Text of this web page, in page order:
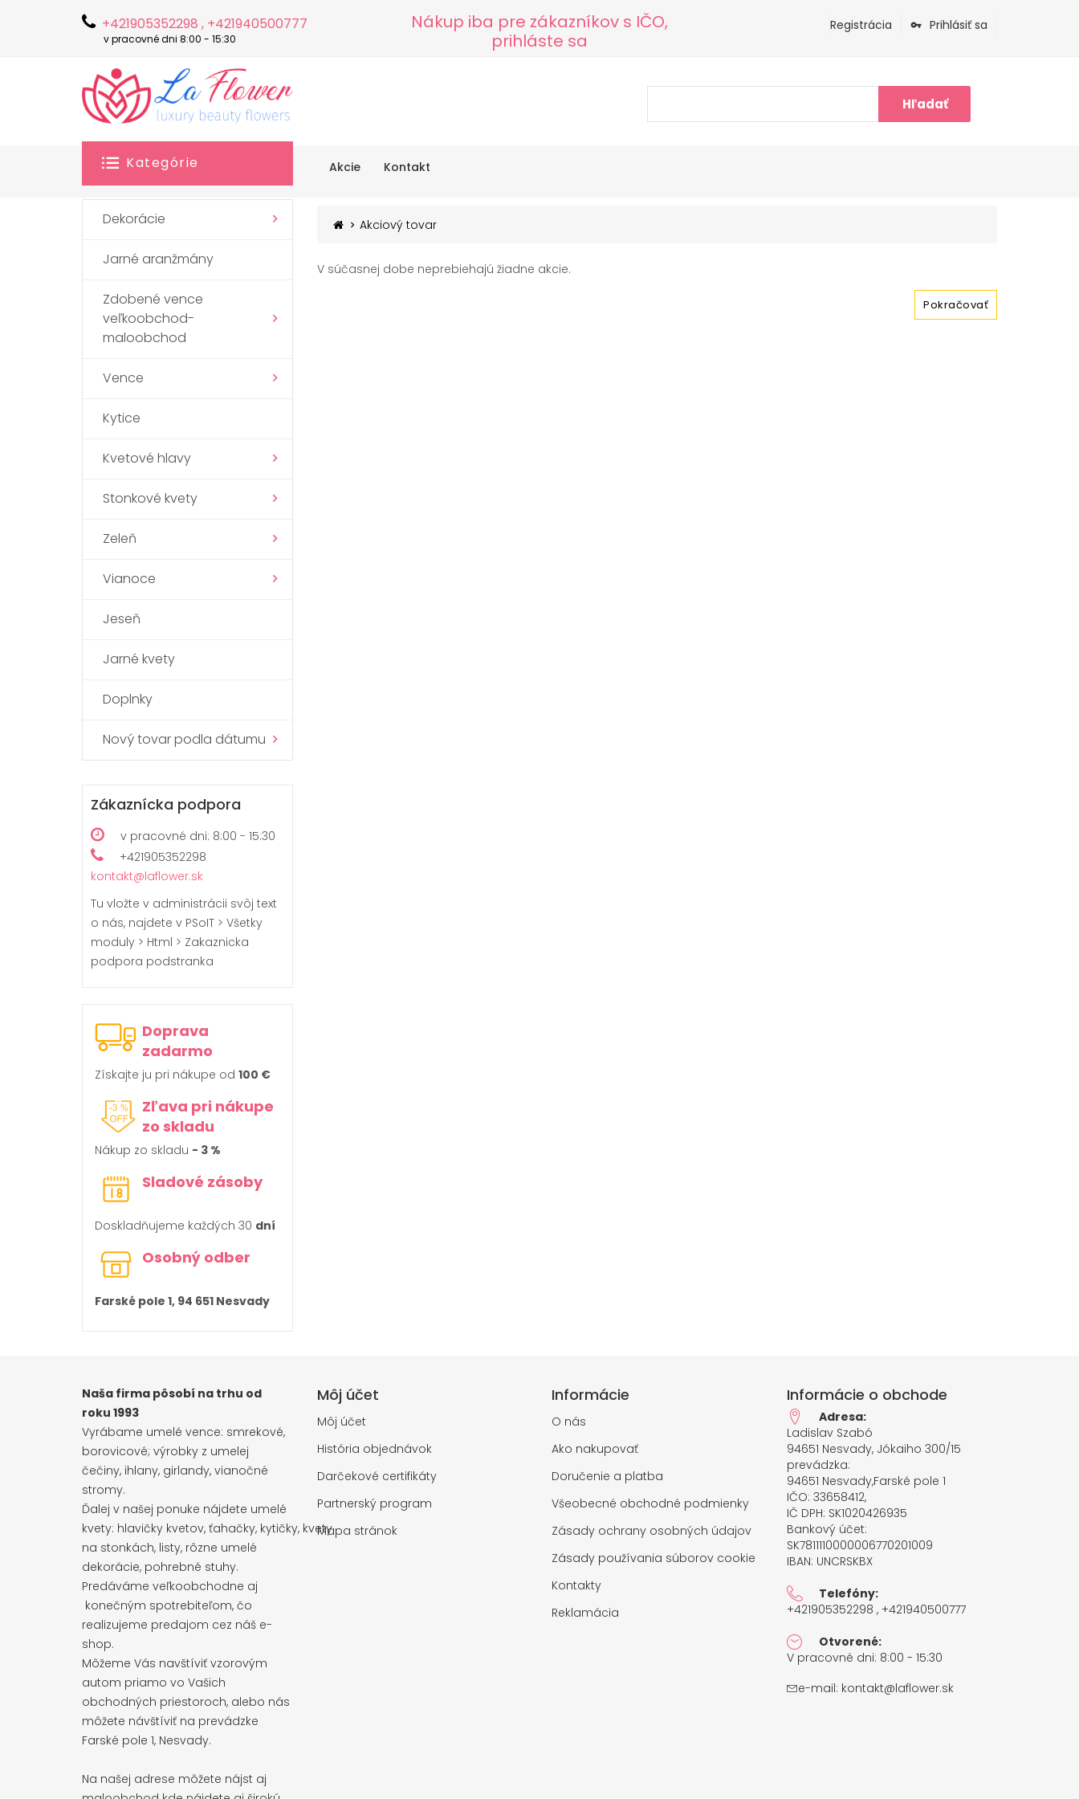
+421905352298 , +421940500777
v pracovné dni 8:00 - 15:30
Nákup iba pre zákazníkov s IČO,
prihláste sa
Registrácia Prihlásiť sa
Hľadať
Kategórie Akcie Kontakt
Dekorácie
Jarné aranžmány
Zdobené vence
veľkoobchod-
maloobchod
Vence
Kytice
Kvetové hlavy
Stonkové kvety
Zeleň
Vianoce
Jeseň
Jarné kvety
Doplnky
Nový tovar podla dátumu
Zákaznícka podpora
v pracovné dni: 8:00 - 15:30
+421905352298
kontakt@laflower.sk
Tu vložte v administrácii svôj text
o nás, najdete v PSoIT > Všetky
moduly > Html > Zakaznicka
podpora podstranka
Doprava
zadarmo
Získajte ju pri nákupe od 100 €
Zľava pri nákupe
zo skladu
Nákup zo skladu - 3 %
Sladové zásoby
Doskladňujeme každých 30 dní
Osobný odber
Farské pole 1, 94 651 Nesvady
Akciový tovar
V súčasnej dobe neprebiehajú žiadne akcie.
Pokračovať
Naša firma pôsobí na trhu od
roku 1993
Vyrábame umelé vence: smrekové,
borovicové; výrobky z umelej
čečiny, ihlany, girlandy, vianočné
stromy.
Ďalej v našej ponuke nájdete umelé
kvety: hlavičky kvetov, ťahačky, kytičky, kvety
na stonkách, listy, rôzne umelé
dekorácie, pohrebné stuhy.
Predáváme veľkoobchodne aj
konečným spotrebiteľom, čo
realizujeme predajom cez náš e-
shop.
Môžeme Vás navštíviť vzorovým
autom priamo vo Vašich
obchodných priestoroch, alebo nás
môžete návštíviť na prevádzke
Farské pole 1, Nesvady.
Na našej adrese môžete nájst aj
Môj účet
Môj účet
História objednávok
Darčekové certifikáty
Partnerský program
Mapa stránok
Informácie
O nás
Ako nakupovať
Doručenie a platba
Všeobecné obchodné podmienky
Zásady ochrany osobných údajov
Zásady používania súborov cookie
Kontakty
Reklamácia
Informácie o obchode
Adresa:
Ladislav Szabó
94651 Nesvady, Jókaiho 300/15
prevádzka:
94651 Nesvady,Farské pole 1
IČO: 33658412,
IČ DPH: SK1020426935
Bankový účet:
SK7811110000006770201009
IBAN: UNCRSKBX
Telefóny:
+421905352298 , +421940500777
Otvorené:
V pracovné dni: 8:00 - 15:30
e-mail: kontakt@laflower.sk